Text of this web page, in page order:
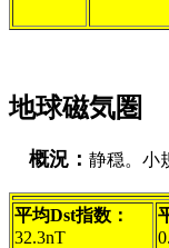
地球磁気圏
概況： 静穏。小
平均Dst指数：
32.3nT